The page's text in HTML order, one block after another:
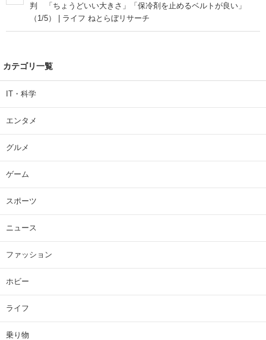
判 「ちょうどいい大きさ」「保冷剤を止めるベルトが良い」
（1/5） | ライフ ねとらぼリサーチ
カテゴリ一覧
IT・科学
エンタメ
グルメ
ゲーム
スポーツ
ニュース
ファッション
ホビー
ライフ
乗り物